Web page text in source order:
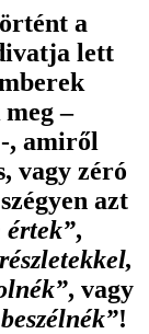
a
lett
–
, amiről
vagy zéró
azt
értek”,
, vagy
!